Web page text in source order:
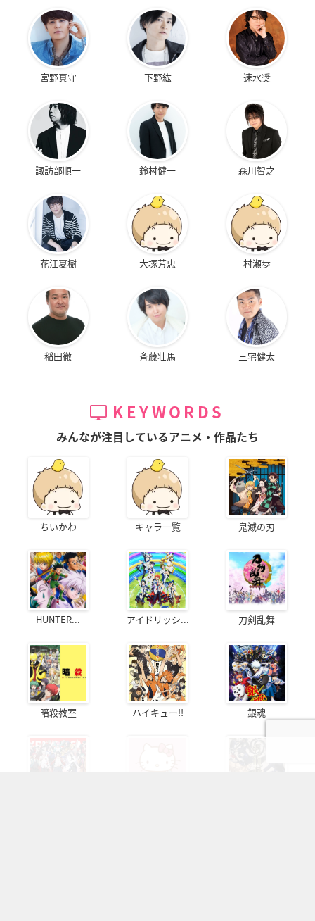
宮野真守 下野紘 速水奨
諏訪部順一 鈴村健一 森川智之
花江夏樹 大塚芳忠 村瀬歩
稲田徹 斉藤壮馬 三宅健太
KEYWORDS
みんなが注目しているアニメ・作品たち
ちいかわ キャラ一覧 鬼滅の刃
HUNTER... アイドリッシ... 刀剣乱舞
暗殺教室 ハイキュー!! 銀魂